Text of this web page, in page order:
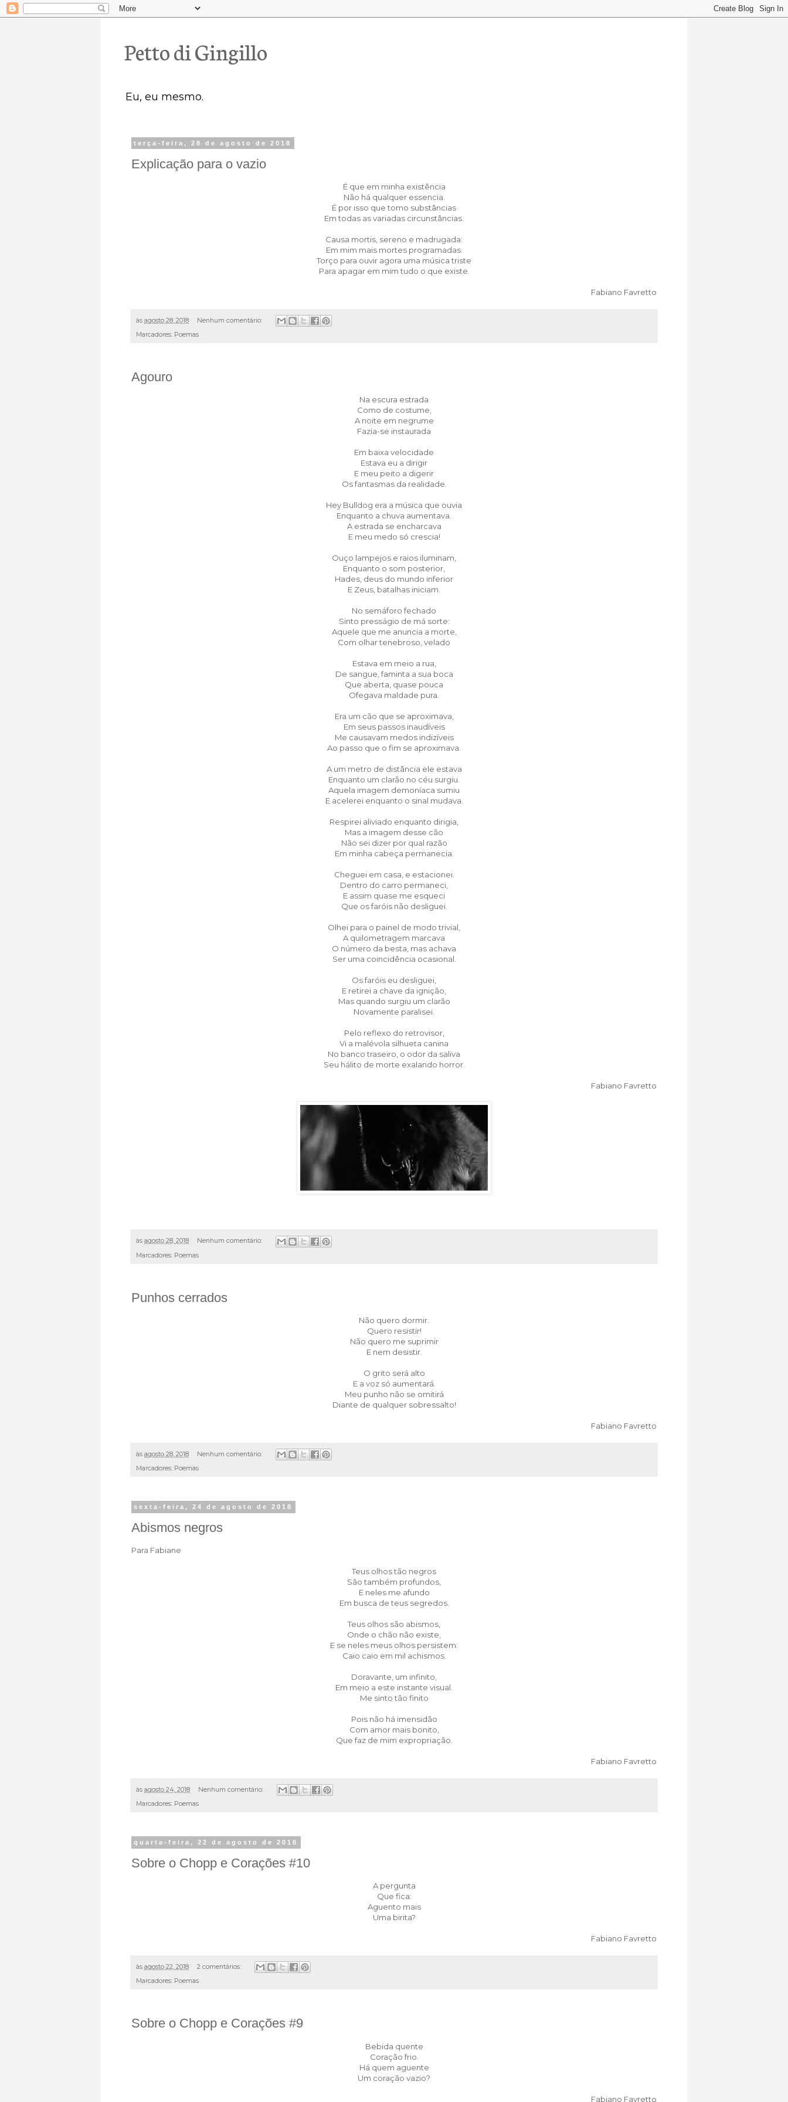
Petto di Gingillo
Eu, eu mesmo.
terça-feira, 28 de agosto de 2018
Explicação para o vazio
É que em minha existência
Não há qualquer essencia.
É por isso que tomo substâncias
Em todas as variadas circunstâncias.
Causa mortis, sereno e madrugada:
Em mim mais mortes programadas.
Torço para ouvir agora uma música triste
Para apagar em mim tudo o que existe.
Fabiano Favretto
às agosto 28, 2018
Nenhum comentário:
Marcadores: Poemas
Agouro
Na escura estrada
Como de costume,
A noite em negrume
Fazia-se instaurada
Em baixa velocidade
Estava eu a dirigir
E meu peito a digerir
Os fantasmas da realidade.
Hey Bulldog era a música que ouvia
Enquanto a chuva aumentava.
A estrada se encharcava
E meu medo só crescia!
Ouço lampejos e raios iluminam,
Enquanto o som posterior,
Hades, deus do mundo inferior
E Zeus, batalhas iniciam.
No semáforo fechado
Sinto presságio de má sorte:
Aquele que me anuncia a morte,
Com olhar tenebroso, velado
Estava em meio a rua,
De sangue, faminta a sua boca
Que aberta, quase pouca
Ofegava maldade pura.
Era um cão que se aproximava,
Em seus passos inaudíveis
Me causavam medos indizíveis
Ao passo que o fim se aproximava.
A um metro de distância ele estava
Enquanto um clarão no céu surgiu.
Aquela imagem demoníaca sumiu
E acelerei enquanto o sinal mudava.
Respirei aliviado enquanto dirigia,
Mas a imagem desse cão
Não sei dizer por qual razão
Em minha cabeça permanecia.
Cheguei em casa, e estacionei.
Dentro do carro permaneci,
E assim quase me esqueci
Que os faróis não desliguei.
Olhei para o painel de modo trivial,
A quilometragem marcava
O número da besta, mas achava
Ser uma coincidência ocasional.
Os faróis eu desliguei,
E retirei a chave da ignição,
Mas quando surgiu um clarão
Novamente paralisei.
Pelo reflexo do retrovisor,
Vi a malévola silhueta canina
No banco traseiro, o odor da saliva
Seu hálito de morte exalando horror.
Fabiano Favretto
às agosto 28, 2018
Nenhum comentário:
Marcadores: Poemas
Punhos cerrados
Não quero dormir.
Quero resistir!
Não quero me suprimir
E nem desistir.
O grito será alto
E a voz só aumentará.
Meu punho não se omitirá
Diante de qualquer sobressalto!
Fabiano Favretto
às agosto 28, 2018
Nenhum comentário:
Marcadores: Poemas
sexta-feira, 24 de agosto de 2018
Abismos negros
Para Fabiane
Teus olhos tão negros
São também profundos,
E neles me afundo
Em busca de teus segredos.
Teus olhos são abismos,
Onde o chão não existe,
E se neles meus olhos persistem:
Caio caio em mil achismos.
Doravante, um infinito,
Em meio a este instante visual.
Me sinto tão finito
Pois não há imensidão
Com amor mais bonito,
Que faz de mim expropriação.
Fabiano Favretto
às agosto 24, 2018
Nenhum comentário:
Marcadores: Poemas
quarta-feira, 22 de agosto de 2018
Sobre o Chopp e Corações #10
A pergunta
Que fica:
Aguento mais
Uma birita?
Fabiano Favretto
às agosto 22, 2018
2 comentários:
Marcadores: Poemas
Sobre o Chopp e Corações #9
Bebida quente
Coração frio.
Há quem aguente
Um coração vazio?
Fabiano Favretto